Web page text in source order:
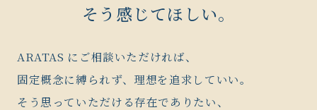
そう感じてほしい。
ARATAS に ご相談いただければ、
固定概念に縛られず、理想を追求していい。
そう思っていただける存在でありたい、